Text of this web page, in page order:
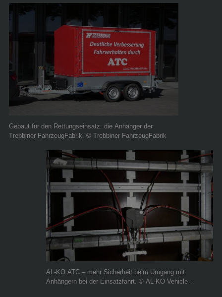
Gebaut für den Rettungseinsatz: die Anhänger der
Trebbiner FahrzeugFabrik. © Trebbiner FahrzeugFabrik
AL-KO ATC – mehr Sicherheit beim Umgang mit
Anhängern bei der Einsatzfahrt. © AL-KO Vehicle